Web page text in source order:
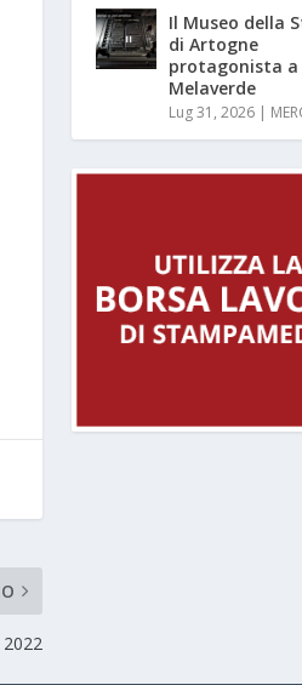
2022
Il Museo della
di Artogne
protagonista a
Melaverde
Lug 31, 2026 |